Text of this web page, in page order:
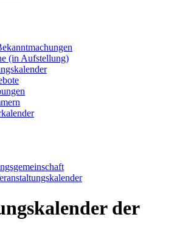
(in Aufstellung)
der